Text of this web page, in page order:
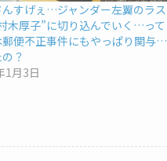
んすげぇ…ジャンダー左翼のラス
木厚子”に切り込んでいく…って
郵便不正事件にもやっぱり関与…
？
1月3日